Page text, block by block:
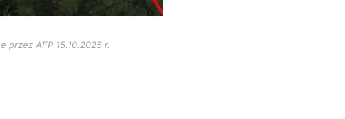
przez AFP 15.10.2025 r.